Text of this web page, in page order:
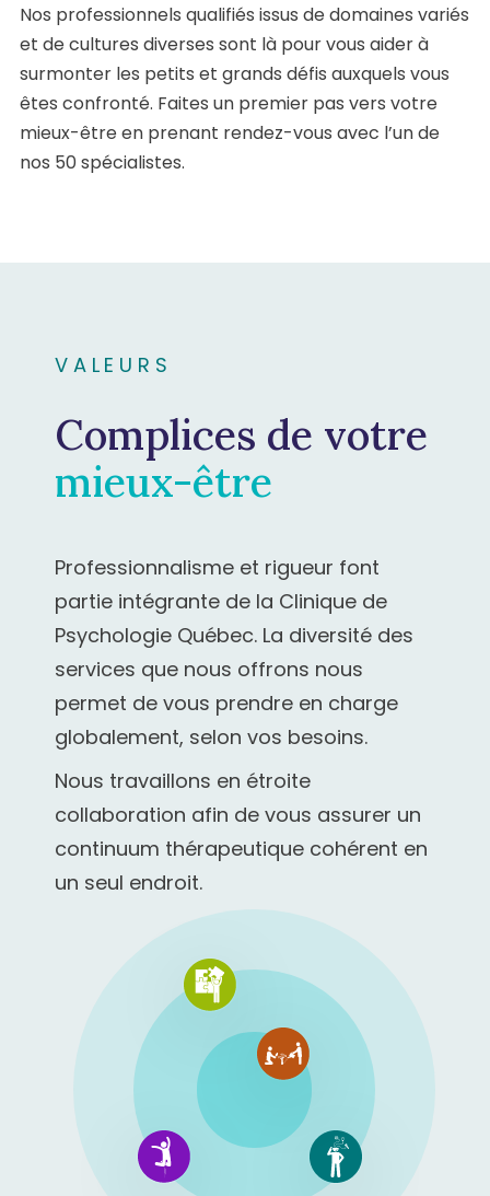
Nos professionnels qualifiés issus de domaines variés
et de cultures diverses sont là pour vous aider à
surmonter les petits et grands défis auxquels vous
êtes confronté. Faites un premier pas vers votre
mieux-être en prenant rendez-vous avec l’un de
nos 50 spécialistes.
VALEURS
Complices de votre
mieux-être
Professionnalisme et rigueur font
partie intégrante de la Clinique de
Psychologie Québec. La diversité des
services que nous offrons nous
permet de vous prendre en charge
globalement, selon vos besoins.
Nous travaillons en étroite
collaboration afin de vous assurer un
continuum thérapeutique cohérent en
un seul endroit.